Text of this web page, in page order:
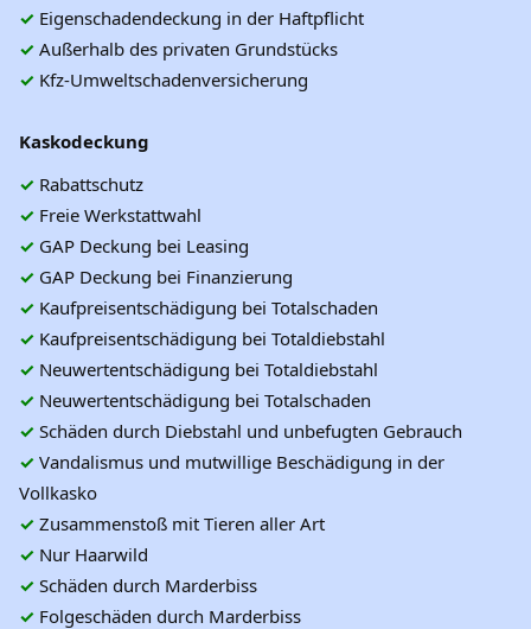
✓ Eigenschadendeckung in der Haftpflicht
✓ Außerhalb des privaten Grundstücks
✓ Kfz-Umweltschadenversicherung
Kaskodeckung
✓ Rabattschutz
✓ Freie Werkstattwahl
✓ GAP Deckung bei Leasing
✓ GAP Deckung bei Finanzierung
✓ Kaufpreisentschädigung bei Totalschaden
✓ Kaufpreisentschädigung bei Totaldiebstahl
✓ Neuwertentschädigung bei Totaldiebstahl
✓ Neuwertentschädigung bei Totalschaden
✓ Schäden durch Diebstahl und unbefugten Gebrauch
✓ Vandalismus und mutwillige Beschädigung in der
Vollkasko
✓ Zusammenstoß mit Tieren aller Art
✓ Nur Haarwild
✓ Schäden durch Marderbiss
✓ Folgeschäden durch Marderbiss